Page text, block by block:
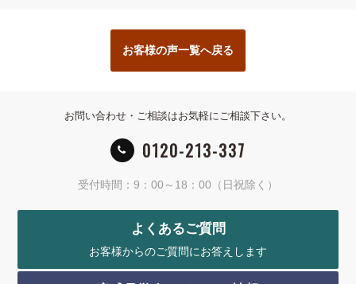
お客様の声一覧へ戻る
お問い合わせ・ご相談はお気軽にご相談下さい。
0120-213-337
受付時間：9：00～18：00（日祝除く）
よくあるご質問
お客様からのご質問にお答えします